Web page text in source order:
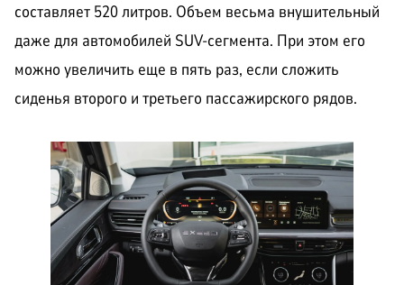
составляет 520 литров. Объем весьма внушительный
даже для автомобилей SUV-сегмента. При этом его
можно увеличить еще в пять раз, если сложить
сиденья второго и третьего пассажирского рядов.